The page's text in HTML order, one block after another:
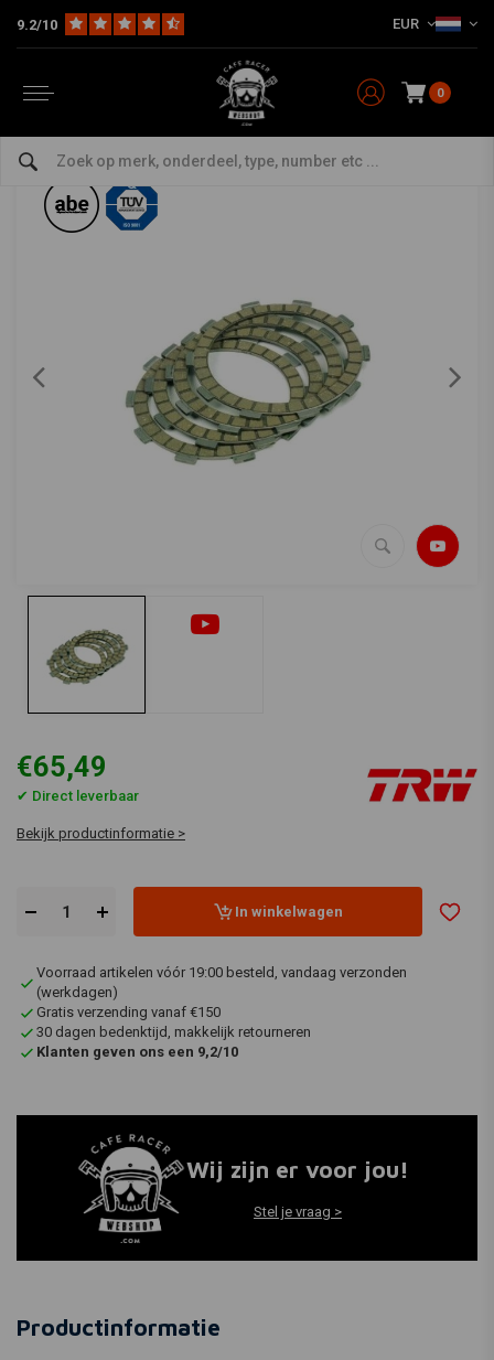
9.2/10 EUR
0
The Workshop Koppelingsplatenset MCC314-8
Koppelingsplatenset MCC314-8
€65,49
✔ Direct leverbaar
Bekijk productinformatie >
In winkelwagen
Voorraad artikelen vóór 19:00 besteld, vandaag verzonden
(werkdagen)
Gratis verzending vanaf €150
30 dagen bedenktijd, makkelijk retourneren
Klanten geven ons een 9,2/10
Wij zijn er voor jou!
Stel je vraag >
Productinformatie